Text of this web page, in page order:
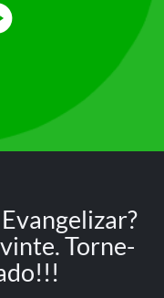
Torne-